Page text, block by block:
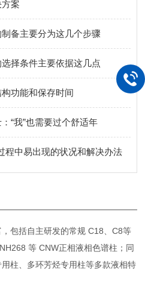
案
备主要分为这几个步骤
择条件主要依据这几点
功能和保存时间
“我”也需要过个舒适年
程中易出现的状况和解决办法
包括自主研发的常规 C18、C8等
等 CNW正相液相色谱柱；同
柱、多环芳烃专用柱等多款液相特